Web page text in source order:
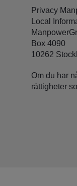
Privacy
Local
Box 4090
10262
Om du har
rättigheter